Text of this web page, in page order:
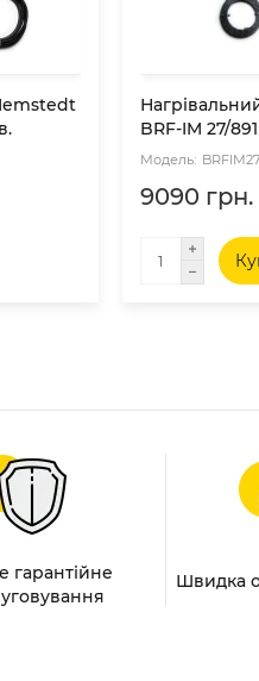
BRF-IM 27/
9090 грн.
гарантійне
Швидка